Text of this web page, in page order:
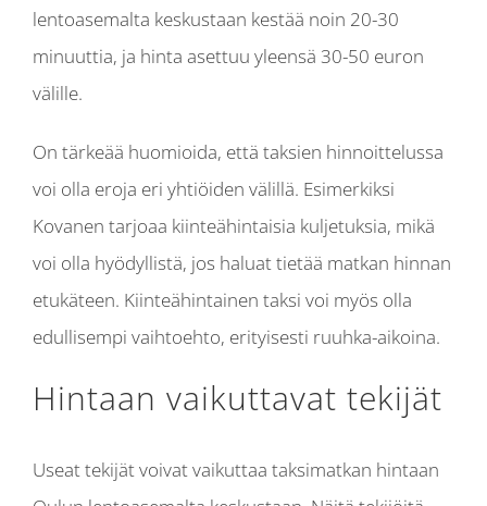
lentoasemalta keskustaan kestää noin 20-30
minuuttia, ja hinta asettuu yleensä 30-50 euron
välille.
On tärkeää huomioida, että taksien hinnoittelussa
voi olla eroja eri yhtiöiden välillä. Esimerkiksi
Kovanen tarjoaa kiinteähintaisia kuljetuksia, mikä
voi olla hyödyllistä, jos haluat tietää matkan hinnan
etukäteen. Kiinteähintainen taksi voi myös olla
edullisempi vaihtoehto, erityisesti ruuhka-aikoina.
Hintaan vaikuttavat tekijät
Useat tekijät voivat vaikuttaa taksimatkan hintaan